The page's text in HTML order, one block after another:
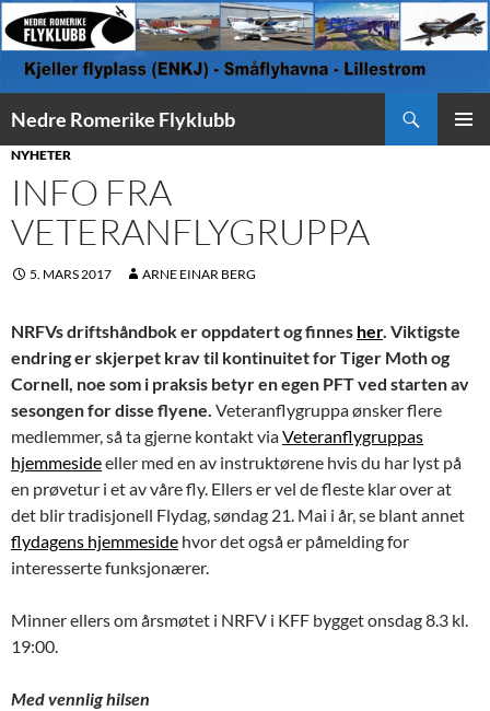
Nedre Romerike Flyklubb
TIL
INNHOLD
NYHETER
INFO FRA
VETERANFLYGRUPPA
5. MARS 2017 ARNE EINAR BERG
NRFVs driftshåndbok er oppdatert og finnes her. Viktigste
endring er skjerpet krav til kontinuitet for Tiger Moth og
Cornell, noe som i praksis betyr en egen PFT ved starten av
sesongen for disse flyene. Veteranflygruppa ønsker flere
medlemmer, så ta gjerne kontakt viaVeteranflygruppas
hjemmesideeller med en av instruktørene hvis du har lyst på
en prøvetur i et av våre fly. Ellers er vel de fleste klar over at
det blir tradisjonell Flydag, søndag 21. Mai i år, se blant annet
flydagens hjemmeside hvor det også er påmelding for
interesserte funksjonærer.
Minner ellers om årsmøtet i NRFV i KFF bygget onsdag 8.3 kl.
19:00.
Med vennlig hilsen